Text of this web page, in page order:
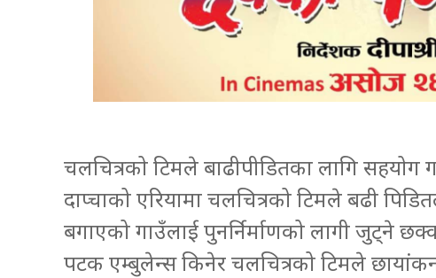
चलचित्रको टिमले बाढीपीडितका लागि
दाप्चाको एरियामा चलचित्रको टिमले बढी
बगाएको गाउँलाई पुनर्निर्माणको लागी जुट्ने
पटक एम्बुलेन्स किनेर चलचित्रको टिमले